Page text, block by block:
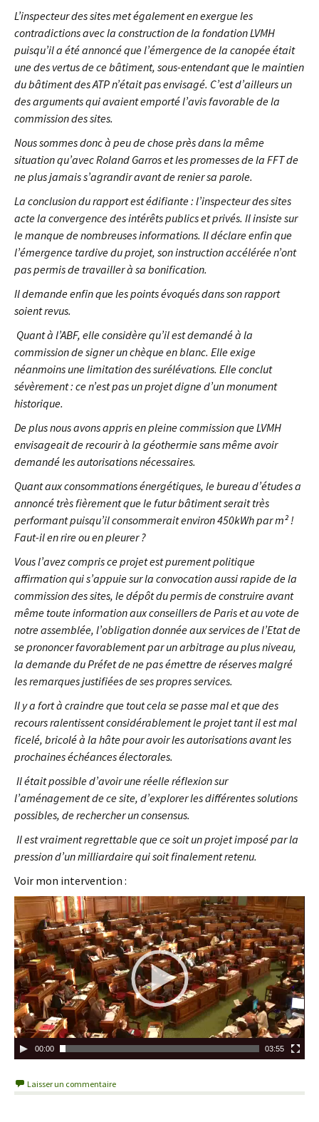
L’inspecteur des sites met également en exergue les
contradictions avec la construction de la fondation LVMH
puisqu’il a été annoncé que l’émergence de la canopée était
une des vertus de ce bâtiment, sous-entendant que le maintien
du bâtiment des ATP n’était pas envisagé. C’est d’ailleurs un
des arguments qui avaient emporté l’avis favorable de la
commission des sites.
Nous sommes donc à peu de chose près dans la même
situation qu’avec Roland Garros et les promesses de la FFT de
ne plus jamais s’agrandir avant de renier sa parole.
La conclusion du rapport est édifiante : l’inspecteur des sites
acte la convergence des intérêts publics et privés. Il insiste sur
le manque de nombreuses informations. Il déclare enfin que
l’émergence tardive du projet, son instruction accélérée n’ont
pas permis de travailler à sa bonification.
Il demande enfin que les points évoqués dans son rapport
soient revus.
Quant à l’ABF, elle considère qu’il est demandé à la
commission de signer un chèque en blanc. Elle exige
néanmoins une limitation des surélévations. Elle conclut
sévèrement : ce n’est pas un projet digne d’un monument
historique.
De plus nous avons appris en pleine commission que LVMH
envisageait de recourir à la géothermie sans même avoir
demandé les autorisations nécessaires.
Quant aux consommations énergétiques, le bureau d’études a
annoncé très fièrement que le futur bâtiment serait très
performant puisqu’il consommerait environ 450kWh par m² !
Faut-il en rire ou en pleurer ?
Vous l’avez compris ce projet est purement politique
affirmation qui s’appuie sur la convocation aussi rapide de la
commission des sites, le dépôt du permis de construire avant
même toute information aux conseillers de Paris et au vote de
notre assemblée, l’obligation donnée aux services de l’Etat de
se prononcer favorablement par un arbitrage au plus niveau,
la demande du Préfet de ne pas émettre de réserves malgré
les remarques justifiées de ses propres services.
Il y a fort à craindre que tout cela se passe mal et que des
recours ralentissent considérablement le projet tant il est mal
ficelé, bricolé à la hâte pour avoir les autorisations avant les
prochaines échéances électorales.
Il était possible d’avoir une réelle réflexion sur
l’aménagement de ce site, d’explorer les différentes solutions
possibles, de rechercher un consensus.
Il est vraiment regrettable que ce soit un projet imposé par la
pression d’un milliardaire qui soit finalement retenu.
Voir mon intervention :
L
e
c
t
e
u
r
v
i
d
o
00:00 03:55
Laisser un commentaire